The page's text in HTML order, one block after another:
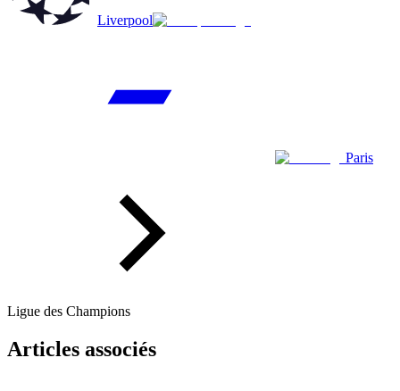
Liverpool
Paris
Ligue des Champions
Articles associés